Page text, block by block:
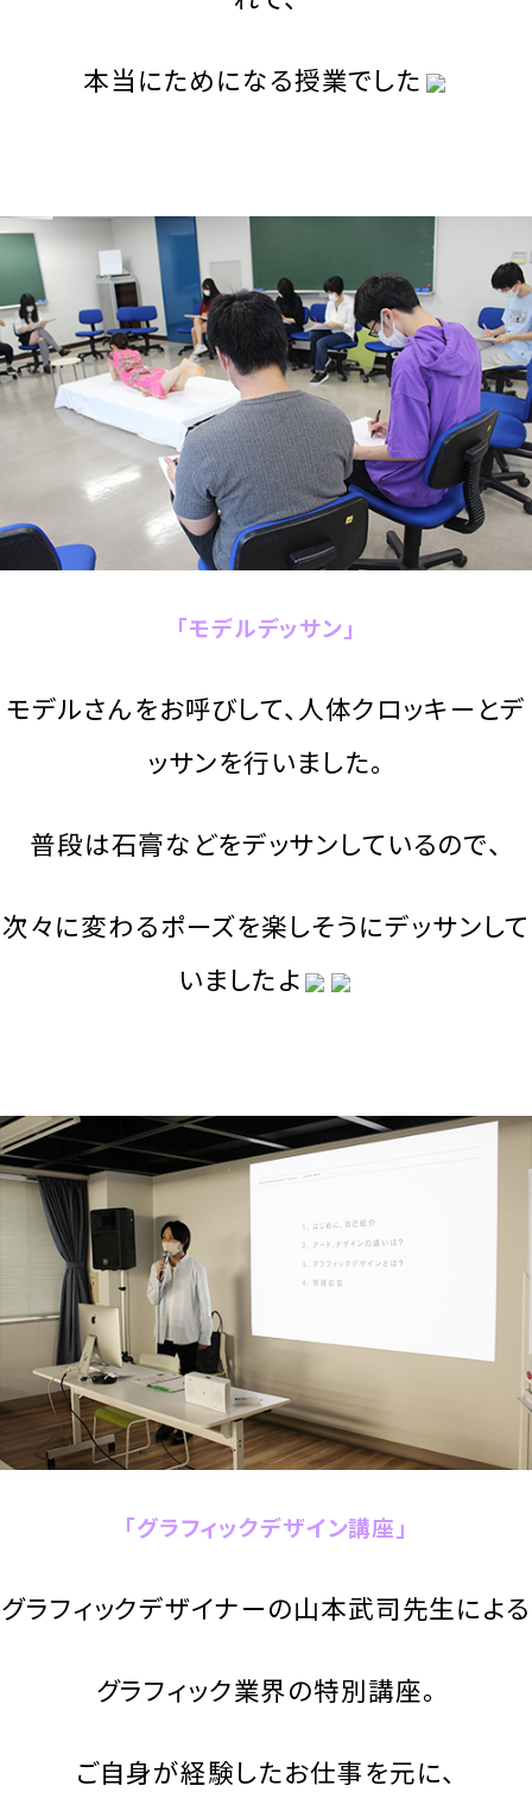
本当にためになる授業でした
「モデルデッサン」
モデルさんをお呼びして、人体クロッキーとデ
ッサンを行いました。
普段は石膏などをデッサンしているので、
次々に変わるポーズを楽しそうにデッサンして
いましたよ
「グラフィックデザイン講座」
グラフィックデザイナーの山本武司先生による
グラフィック業界の特別講座。
ご自身が経験したお仕事を元に、